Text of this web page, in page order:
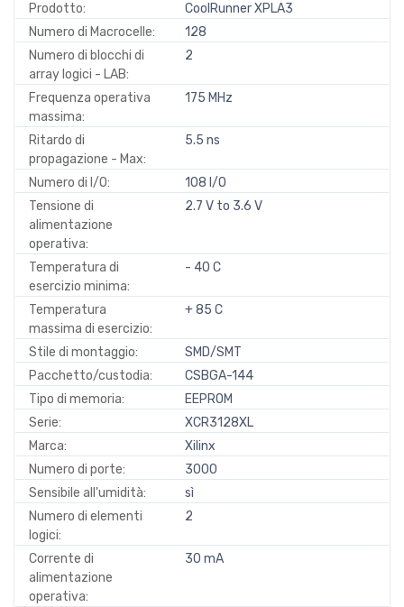
Prodotto:
CoolRunner XPLA3
Numero di Macrocelle:
128
Numero di blocchi di
array logici - LAB:
2
Frequenza operativa
massima:
175 MHz
Ritardo di
propagazione - Max:
5.5 ns
Numero di I/O:
108 I/O
Tensione di
alimentazione
operativa:
2.7 V to 3.6 V
Temperatura di
esercizio minima:
- 40 C
Temperatura
massima di esercizio:
+ 85 C
Stile di montaggio:
SMD/SMT
Pacchetto/custodia:
CSBGA-144
Tipo di memoria:
EEPROM
Serie:
XCR3128XL
Marca:
Xilinx
Numero di porte:
3000
Sensibile all'umidità:
sì
Numero di elementi
logici:
2
Corrente di
alimentazione
operativa:
30 mA